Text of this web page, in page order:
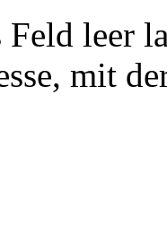
Feld leer
mit